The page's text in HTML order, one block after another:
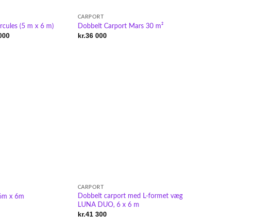
(5 m x 6 m)
Current
CARPORT
Dobbelt Carport Mars 30 m²
kr.36 000
x 6m
CARPORT
Dobbelt carport med L-formet væg
LUNA DUO, 6 x 6 m
kr.41 300